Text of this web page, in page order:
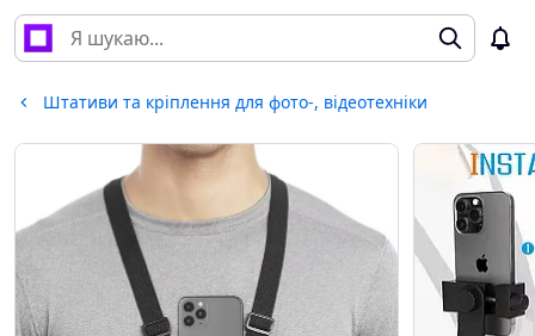
Штативи та кріплення для фото-, відеотехніки